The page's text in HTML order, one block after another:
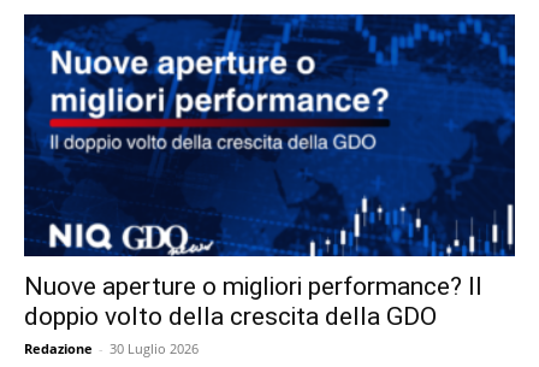
Nuove aperture o migliori performance? Il
doppio volto della crescita della GDO
Redazione - 30 Luglio 2026